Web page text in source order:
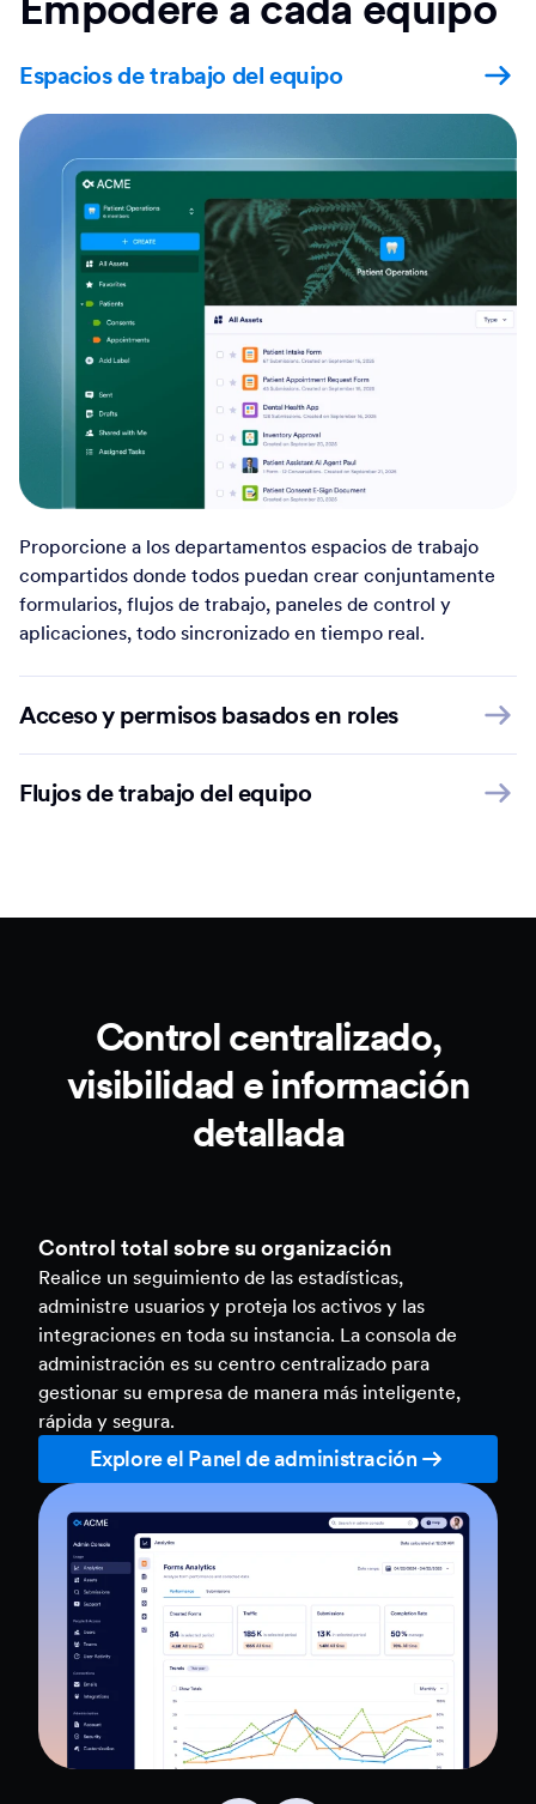
Espacios de trabajo del equipo
Proporcione a los departamentos espacios de trabajo
compartidos donde todos puedan crear conjuntamente
formularios, flujos de trabajo, paneles de control y
aplicaciones, todo sincronizado en tiempo real.
Acceso y permisos basados en roles
Flujos de trabajo del equipo
Control centralizado,
visibilidad e información
detallada
Control total sobre su organización
Realice un seguimiento de las estadísticas,
administre usuarios y proteja los activos y las
integraciones en toda su instancia. La consola de
administración es su centro centralizado para
gestionar su empresa de manera más inteligente,
rápida y segura.
Explore el Panel de administración